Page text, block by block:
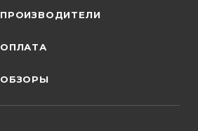
ПРОИЗВОДИТЕЛИ
ОПЛАТА
ОБЗОРЫ